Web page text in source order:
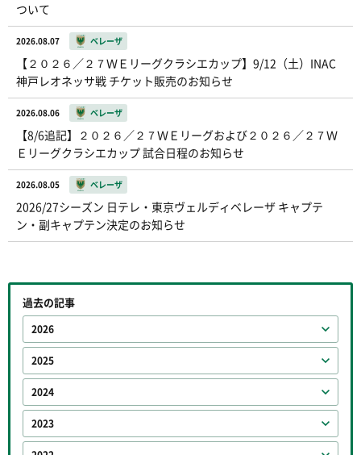
ついて
2026.08.07 ベレーザ
【２０２６／２７ＷＥリーグクラシエカップ】9/12（土）INAC
神戸レオネッサ戦 チケット販売のお知らせ
2026.08.06 ベレーザ
【8/6追記】２０２６／２７ＷＥリーグおよび２０２６／２７Ｗ
Ｅリーグクラシエカップ 試合日程のお知らせ
2026.08.05 ベレーザ
2026/27シーズン 日テレ・東京ヴェルディベレーザ キャプテ
ン・副キャプテン決定のお知らせ
過去の記事
2026
2025
2024
2023